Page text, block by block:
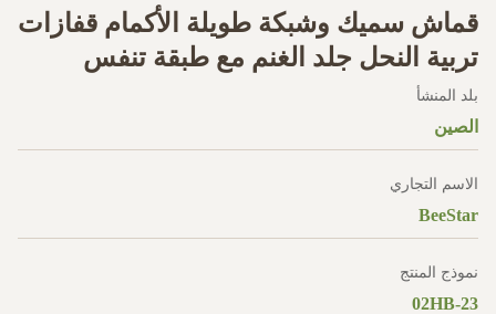
قماش سميك وشبكة طويلة الأكمام قفازات
تربية النحل جلد الغنم مع طبقة تنفس
بلد المنشأ
الصين
الاسم التجاري
BeeStar
نموذج المنتج
02HB-23